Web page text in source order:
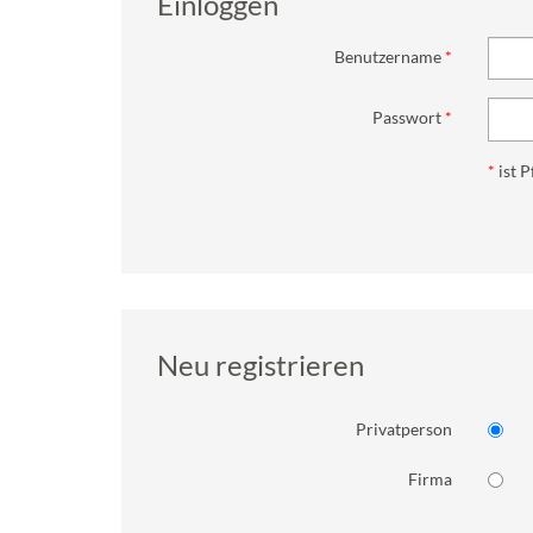
Benutzername
Passwort
* ist
Neu registrieren
Privatperson
Firma